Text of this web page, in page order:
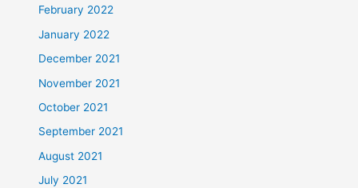
February 2022
January 2022
December 2021
November 2021
October 2021
September 2021
August 2021
July 2021